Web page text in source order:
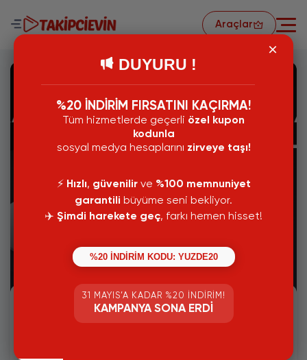
Araçlar
Kapanan TikTok Hesabı Nasıl Açılır?
Kapanan TikTok Hesabını
DUYURU !
%20 İNDİRİM FIRSATINI KAÇIRMA!
Tüm hizmetlerde geçerli özel kupon
kodunla
sosyal medya hesaplarını zirveye taşı!
⚡️ Hızlı, güvenilirve %100 memnuniyet
garantili büyüme seni bekliyor.
✈️ Şimdi harekete geç, farkı hemen hisset!
%20 İNDİRİM KODU: YUZDE20
31 MAYIS’A KADAR %20 İNDIRIM!
KAMPANYA SONA ERDI